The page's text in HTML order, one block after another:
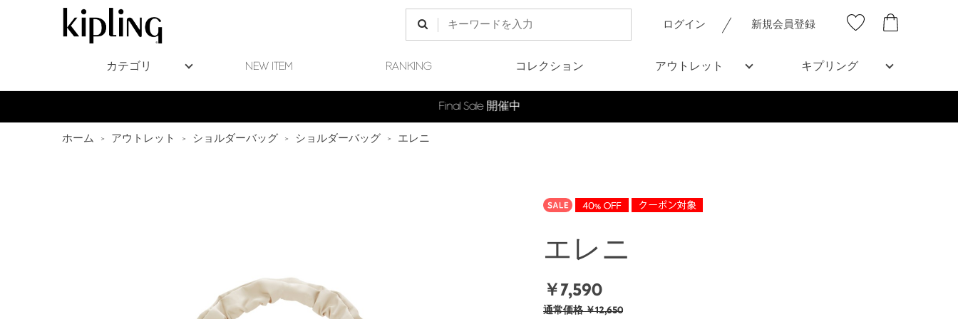
ログイン 新規会員登録
カテゴリ NEW ITEM RANKING コレクション アウトレット キプリング
Final Sale 開催中
ホーム > アウトレット > ショルダーバッグ > ショルダーバッグ > エレニ
エレニ
￥7,590
通常価格￥12,650